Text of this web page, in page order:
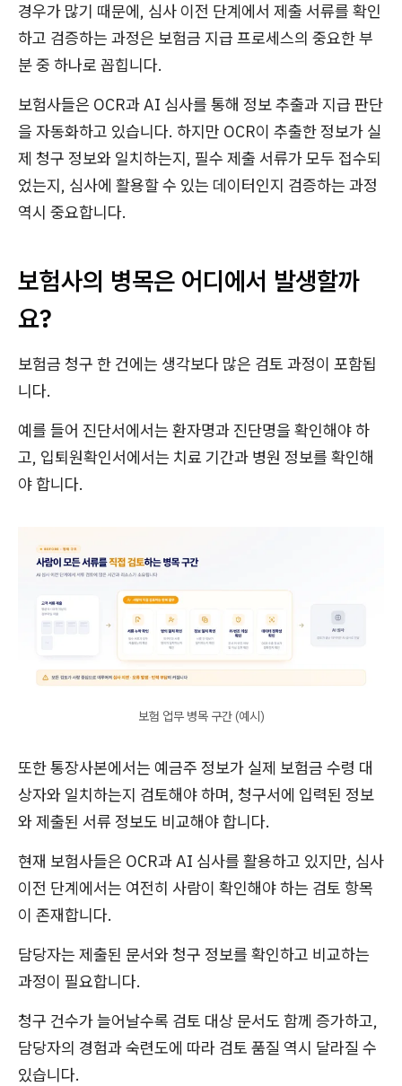
경우가 많기 때문에, 심사 이전 단계에서 제출 서류를 확인
하고 검증하는 과정은 보험금 지급 프로세스의 중요한 부
분 중 하나로 꼽힙니다.
보험사들은 OCR과 AI 심사를 통해 정보 추출과 지급 판단
을 자동화하고 있습니다. 하지만 OCR이 추출한 정보가 실
제 청구 정보와 일치하는지, 필수 제출 서류가 모두 접수되
었는지, 심사에 활용할 수 있는 데이터인지 검증하는 과정
역시 중요합니다.
보험사의 병목은 어디에서 발생할까
요?
보험금 청구 한 건에는 생각보다 많은 검토 과정이 포함됩
니다.
예를 들어 진단서에서는 환자명과 진단명을 확인해야 하
고, 입퇴원확인서에서는 치료 기간과 병원 정보를 확인해
야 합니다.
보험 업무 병목 구간 (예시)
또한 통장사본에서는 예금주 정보가 실제 보험금 수령 대
상자와 일치하는지 검토해야 하며, 청구서에 입력된 정보
와 제출된 서류 정보도 비교해야 합니다.
현재 보험사들은 OCR과 AI 심사를 활용하고 있지만, 심사
이전 단계에서는 여전히 사람이 확인해야 하는 검토 항목
이 존재합니다.
담당자는 제출된 문서와 청구 정보를 확인하고 비교하는
과정이 필요합니다.
청구 건수가 늘어날수록 검토 대상 문서도 함께 증가하고,
담당자의 경험과 숙련도에 따라 검토 품질 역시 달라질 수
있습니다.